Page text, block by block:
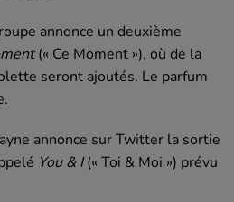
annonce un deuxième
(« Ce Moment »), où de la
seront ajoutés. Le parfum
annonce sur Twitter la sortie
You & I(« Toi & Moi ») prévu